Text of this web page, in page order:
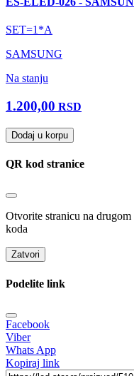
SET=1*A
SAMSUNG
Na stanju
1.200,00 RSD
Dodaj u korpu
QR kod stranice
Otvorite stranicu na
koda
Zatvori
Podelite link
Facebook
Viber
Whats App
Kopiraj link